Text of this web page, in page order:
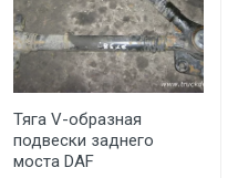
Тяга V-образная
подвески заднего
моста DAF